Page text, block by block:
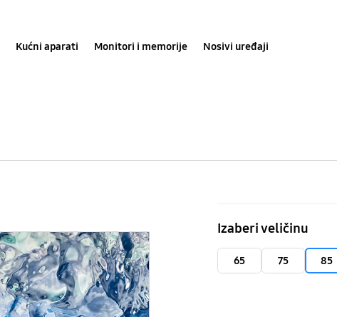
Kućni aparati Monitori i memorije Nosivi uređaji
QLED
8K
Izaberi veličinu
65 75 85